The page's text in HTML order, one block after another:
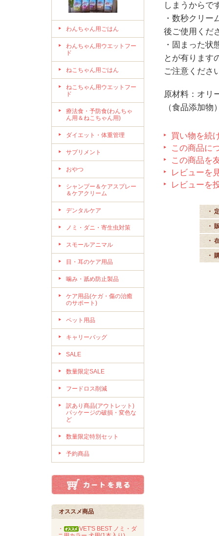
わんちゃん用ごはん
わんちゃん用ウエットフー
ド
ねこちゃん用ごはん
ねこちゃん用ウエットフー
ド
療法食・予防食(わんちゃ
ん用＆ねこちゃん用)
ダイエット・体重管理
サプリメント
おやつ
シャンプー＆ケアスプレー
＆ケアクリーム
デンタルケア
ノミ・ダニ・寄生虫対策
スモールアニマル
目・耳のケア用品
噛み・舐め防止製品
ケア用品(ケガ・傷の治癒
のサポート)
ペット用品
キャリーバッグ
SALE
数量限定SALE
フードロス削減
訳あり商品(アウトレット)
パッケージの破損・変色な
ど
数量限定特別セット
予約商品
オススメ商品
・
VET'S BEST ノミ・ダ
しまうからで
・数秒クリ
後ご使用くだ
・固まった
とが有ります
ご注意くださ
原材料：オリ
（食品添加物
買い物を続
この商品に
この商品を
レビューを
レビューを
・
・
・
・